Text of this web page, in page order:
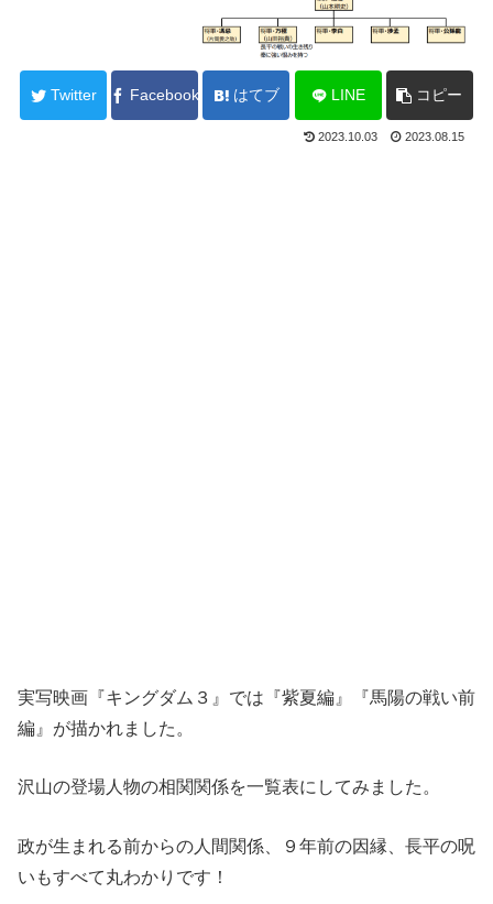
Twitter Facebook はてブ LINE コピー
2023.10.03 2023.08.15
実写映画『キングダム３』では『紫夏編』『馬陽の戦い前
編』が描かれました。
沢山の登場人物の相関関係を一覧表にしてみました。
政が生まれる前からの人間関係、９年前の因縁、長平の呪
いもすべて丸わかりです！